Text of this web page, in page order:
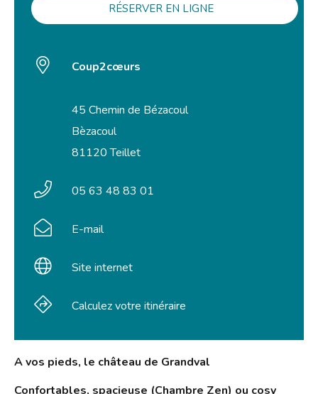
A vos pieds, le château de Grandval
Confortables, spacieuse (Chambre Zen) ou cosy
RÉSERVER EN LIGNE
Coup2cœurs
45 Chemin de Bézacoul
Bèzacoul
81120 Teillet
05 63 48 83 01
E-mail
Site internet
Calculez votre itinéraire